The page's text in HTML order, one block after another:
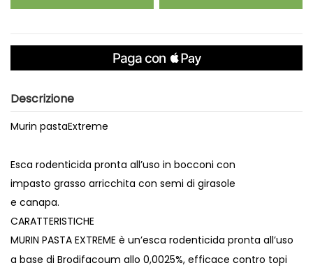
Descrizione
Murin pastaExtreme
Esca rodenticida pronta all’uso in bocconi con
impasto grasso arricchita con semi di girasole
e canapa.
CARATTERISTICHE
MURIN PASTA EXTREME è un’esca rodenticida pronta all’uso
a base di Brodifacoum allo 0,0025%, efficace contro topi